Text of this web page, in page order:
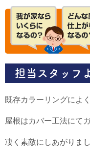
担当スタッフ
既存カラーリングによ
屋根はカバー工法にて
凄く素敵にしあがりま